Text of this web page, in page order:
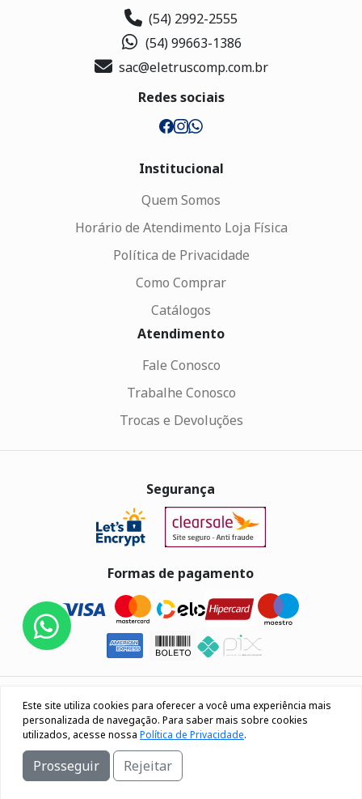
(54) 2992-2555
(54) 99663-1386
sac@eletruscomp.com.br
Redes sociais
Institucional
Quem Somos
Horário de Atendimento Loja Física
Política de Privacidade
Como Comprar
Catálogos
Atendimento
Fale Conosco
Trabalhe Conosco
Trocas e Devoluções
Segurança
Formas de pagamento
Eletrus Componentes Eletrônicos - CNPJ
04.080.033/0001-40
Rua Os 18 do forte, 692, Bairro Lourdes Caxias do Sul / RS
Este site utiliza cookies para oferecer a você uma experiência mais
personalizada de navegação. Para saber mais sobre cookies
utilizados, acesse nossa Política de Privacidade.
Prosseguir Rejeitar